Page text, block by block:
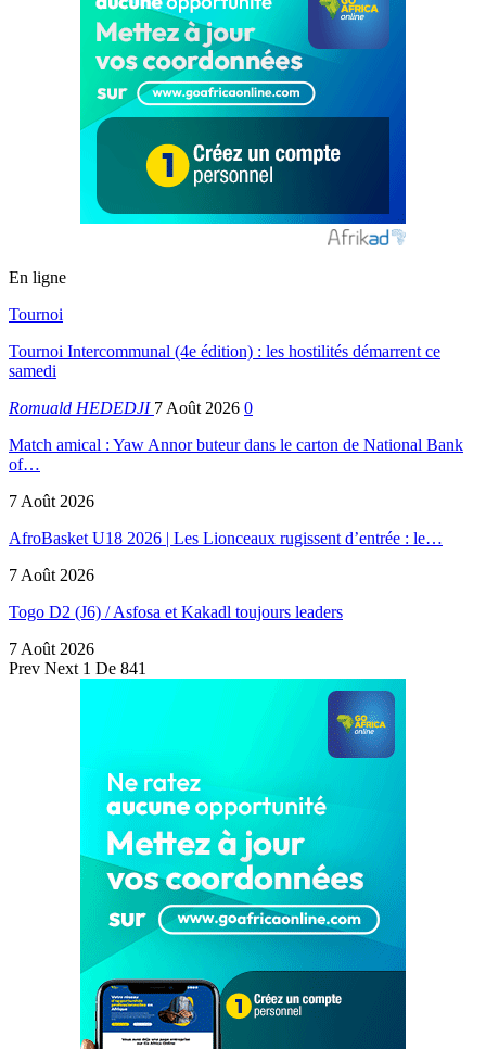
En ligne
Tournoi
Tournoi Intercommunal (4e édition) : les hostilités démarrent ce
samedi
Romuald HEDEDJI 7 Août 2026 0
Match amical : Yaw Annor buteur dans le carton de National Bank
of…
7 Août 2026
AfroBasket U18 2026 | Les Lionceaux rugissent d’entrée : le…
7 Août 2026
Togo D2 (J6) / Asfosa et Kakadl toujours leaders
7 Août 2026
Prev Next 1 De 841